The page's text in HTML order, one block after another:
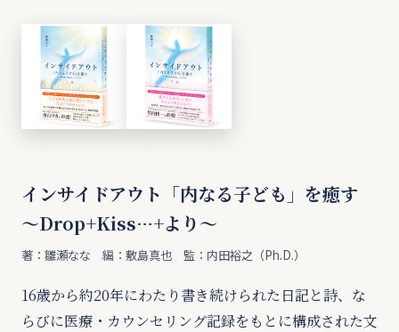
インサイドアウト「内なる子ども」を癒す
〜Drop+Kiss…+より〜
著：雛瀬なな 編：敷島真也 監：内田裕之（Ph.D.）
16歳から約20年にわたり書き続けられた日記と詩、な
らびに医療・カウンセリング記録をもとに構成された文